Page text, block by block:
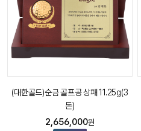
(대한골드)순금 골프공 상패 11.25g(3
돈)
2,656,000원